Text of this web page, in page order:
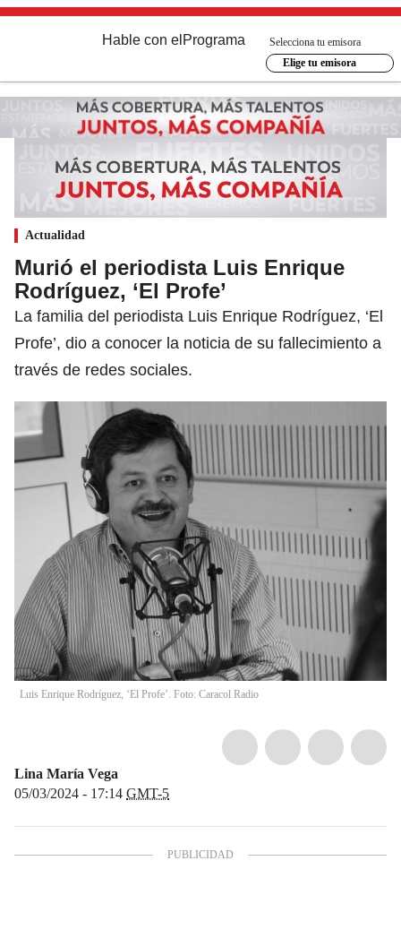
Hable con el Programa
Selecciona tu emisora
Elige tu emisora
Actualidad
Murió el periodista Luis Enrique
Rodríguez, ‘El Profe’
La familia del periodista Luis Enrique Rodríguez, ‘El
Profe’, dio a conocer la noticia de su fallecimiento a
través de redes sociales.
Luis Enrique Rodríguez, ‘El Profe’. Foto: Caracol Radio
Lina María Vega
05/03/2024 - 17:14 GMT-5